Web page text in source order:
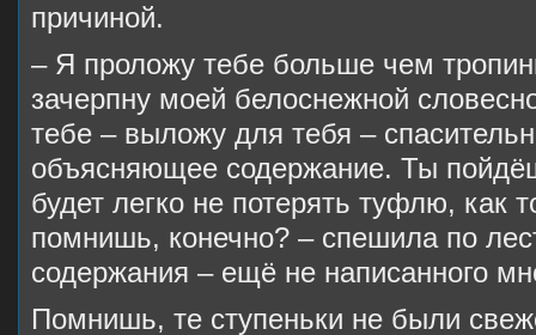
причиной.
– Я проложу тебе больше чем
зачерпну моей белоснежной
тебе – выложу для тебя –
объясняющее содержание. Ты
будет легко не потерять туфлю, как
помнишь, конечно? – спешила по
содержания – ещё не написанного
Помнишь, те ступеньки не были